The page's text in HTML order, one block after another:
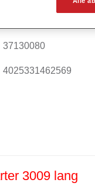
3008
37130080
4025331462569
3009 lang